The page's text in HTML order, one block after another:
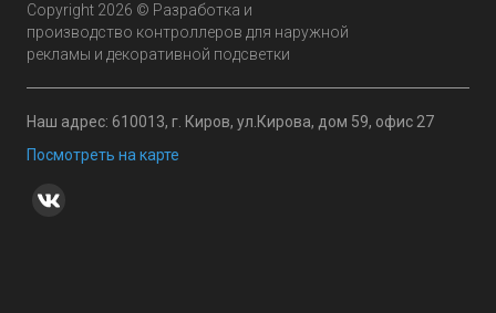
Copyright 2026 © Разработка и
производство контроллеров для наружной
рекламы и декоративной подсветки
Наш адрес: 610013, г. Киров, ул.Кирова, дом 59, офис 27
Посмотреть на карте